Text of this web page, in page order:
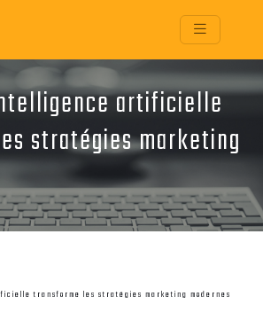
artificielle
stratégies marketing
transforme les stratégies marketing modernes